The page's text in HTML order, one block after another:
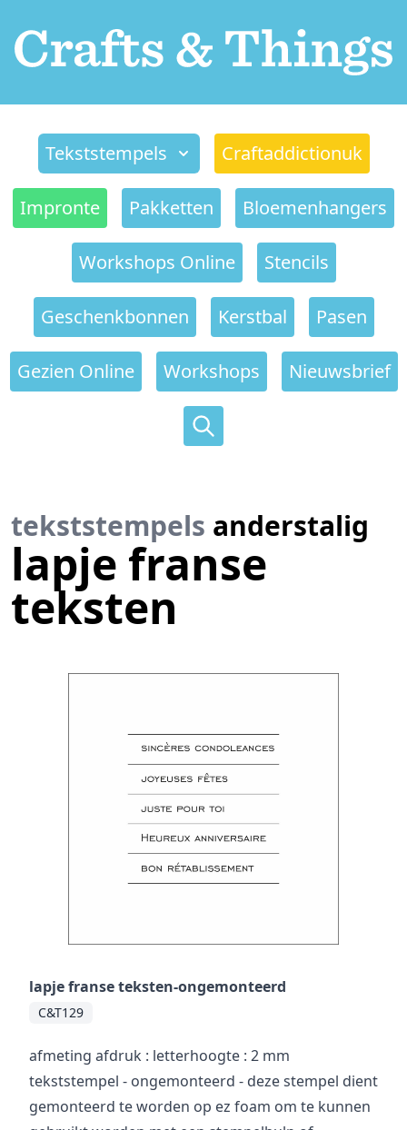
Tekststempels Craftaddictionuk
Impronte Pakketten Bloemenhangers
Workshops Online Stencils
Geschenkbonnen Kerstbal Pasen
Gezien Online Workshops Nieuwsbrief
tekststempels anderstalig
lapje franse
teksten
lapje franse teksten-ongemonteerd
C&T129
afmeting afdruk : letterhoogte : 2 mm
tekststempel - ongemonteerd - deze stempel dient
gemonteerd te worden op ez foam om te kunnen